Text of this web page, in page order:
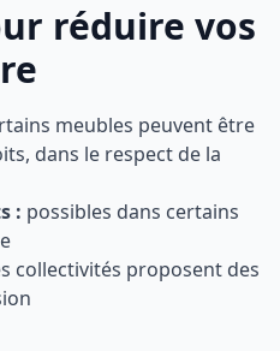
réduire vos
meubles peuvent être
dans le respect de la
: possibles dans certains
collectivités proposent des